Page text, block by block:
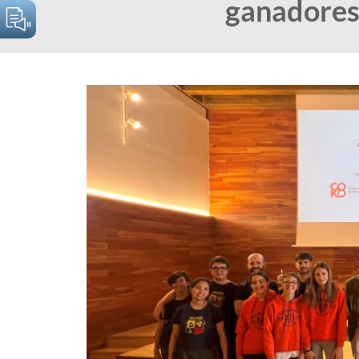
conflictos surgidos entre
las personas
consumidoras y las
empresas o
profesionales.
SABER MÁS
resolver
gestionar
Sistema
encontrar alrededor del consumo.